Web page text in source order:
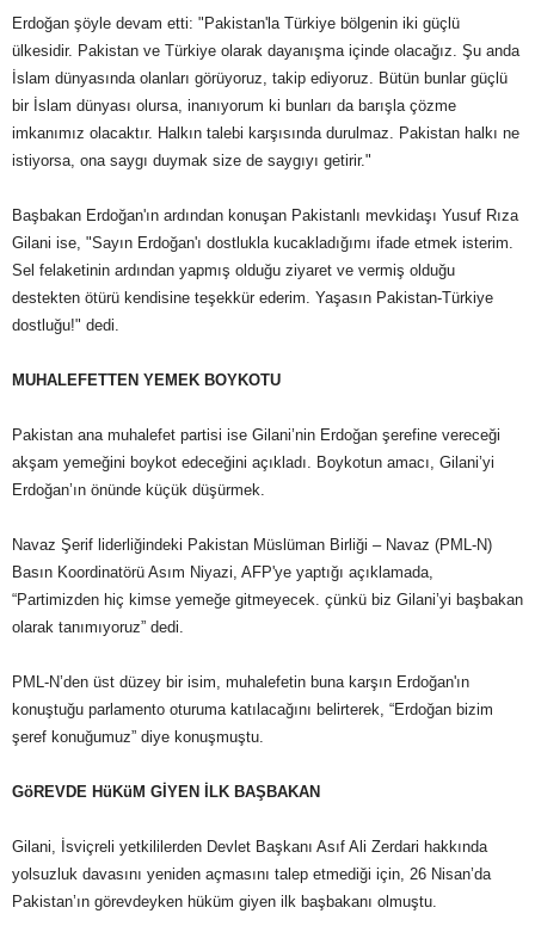
Erdoğan şöyle devam etti: "Pakistan'la Türkiye bölgenin iki güçlü
ülkesidir. Pakistan ve Türkiye olarak dayanışma içinde olacağız. Şu anda
İslam dünyasında olanları görüyoruz, takip ediyoruz. Bütün bunlar güçlü
bir İslam dünyası olursa, inanıyorum ki bunları da barışla çözme
imkanımız olacaktır. Halkın talebi karşısında durulmaz. Pakistan halkı ne
istiyorsa, ona saygı duymak size de saygıyı getirir."
Başbakan Erdoğan'ın ardından konuşan Pakistanlı mevkidaşı Yusuf Rıza
Gilani ise, "Sayın Erdoğan'ı dostlukla kucakladığımı ifade etmek isterim.
Sel felaketinin ardından yapmış olduğu ziyaret ve vermiş olduğu
destekten ötürü kendisine teşekkür ederim. Yaşasın Pakistan-Türkiye
dostluğu!" dedi.
MUHALEFETTEN YEMEK BOYKOTU
Pakistan ana muhalefet partisi ise Gilani’nin Erdoğan şerefine vereceği
akşam yemeğini boykot edeceğini açıkladı. Boykotun amacı, Gilani’yi
Erdoğan’ın önünde küçük düşürmek.
Navaz Şerif liderliğindeki Pakistan Müslüman Birliği – Navaz (PML-N)
Basın Koordinatörü Asım Niyazi, AFP'ye yaptığı açıklamada,
“Partimizden hiç kimse yemeğe gitmeyecek. çünkü biz Gilani’yi başbakan
olarak tanımıyoruz” dedi.
PML-N’den üst düzey bir isim, muhalefetin buna karşın Erdoğan'ın
konuştuğu parlamento oturuma katılacağını belirterek, “Erdoğan bizim
şeref konuğumuz” diye konuşmuştu.
GöREVDE HüKüM GİYEN İLK BAŞBAKAN
Gilani, İsviçreli yetkililerden Devlet Başkanı Asıf Ali Zerdari hakkında
yolsuzluk davasını yeniden açmasını talep etmediği için, 26 Nisan’da
Pakistan’ın görevdeyken hüküm giyen ilk başbakanı olmuştu.